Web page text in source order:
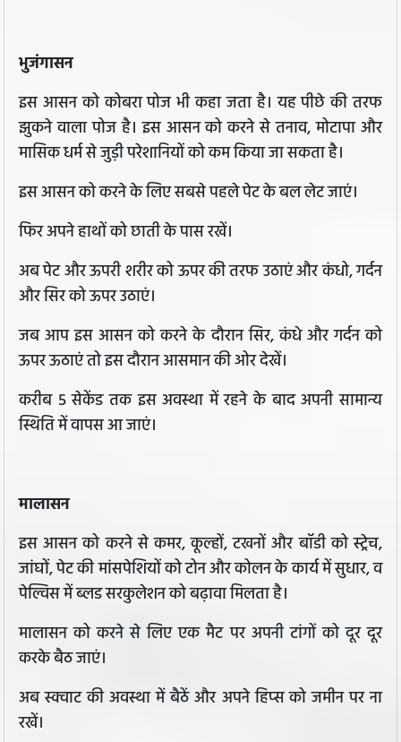
भुजंगासन
इस आसन को कोबरा पोज भी कहा जता है। यह पीछे की तरफ
झुकने वाला पोज है। इस आसन को करने से तनाव, मोटापा और
मासिक धर्म से जुड़ी परेशानियों को कम किया जा सकता है।
इस आसन को करने के लिए सबसे पहले पेट के बल लेट जाएं।
फिर अपने हाथों को छाती के पास रखें।
अब पेट और ऊपरी शरीर को ऊपर की तरफ उठाएं और कंधो, गर्दन
और सिर को ऊपर उठाएं।
जब आप इस आसन को करने के दौरान सिर, कंधे और गर्दन को
ऊपर ऊठाएं तो इस दौरान आसमान की ओर देखें।
करीब 5 सेकेंड तक इस अवस्था में रहने के बाद अपनी सामान्य
स्थिति में वापस आ जाएं।
मालासन
इस आसन को करने से कमर, कूल्हों, टखनों और बॉडी को स्ट्रेच,
जांघों, पेट की मांसपेशियों को टोन और कोलन के कार्य में सुधार, व
पेल्विस में ब्लड सरकुलेशन को बढ़ावा मिलता है।
मालासन को करने से लिए एक मैट पर अपनी टांगों को दूर दूर
करके बैठ जाएं।
अब स्क्वाट की अवस्था में बैठें और अपने हिप्स को जमीन पर ना
रखें।